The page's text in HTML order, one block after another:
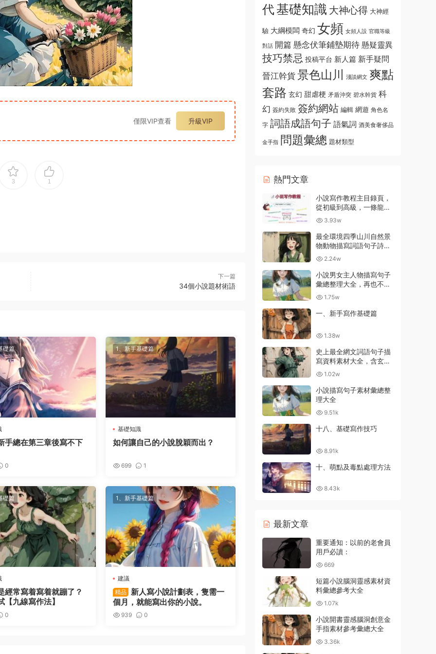
僅限VIP查看 升級VIP
3 1
下一篇
34個小說題材術語
礎篇
手總在第三章後寫不下
0
1、新手基礎篇
基礎知識
如何讓自己的小說脫穎而出？
699 1
礎篇
經常寫着寫着就蹦了？
【九線寫作法】
0
1、新手基礎篇
建議
精品
新人寫小說計劃表，隻需一
個月，就能寫出你的小說。
939 0
代 基礎知識 大神心得 大神經
驗 大綱模闆 奇幻 女頻 女頻人設 官職等級
對話 開篇 懸念伏筆鋪墊期待 懸疑靈異
技巧禁忌 投稿平台 新人篇 新手疑問
晉江幹貨景色山川 淺談網文 爽點
套路 玄幻 甜虐梗 矛盾沖突 碧水幹貨 科
幻 簽約失敗 簽約網站 編輯 網遊 角色名
字 詞語成語句子 語氣詞 酒美食奢侈品
金手指 問題彙總 題材類型
熱門文章
小說寫作教程主目錄頁，
從初級到高級，一條龍指
導資源入口
3.93w
最全環境四季山川自然景
物動物描寫詞語句子詩詞
彙總大全
2.24w
小說男女主人物描寫句子
彙總整理大全，再也不用
擔心不會描寫了
1.75w
一、新手寫作基礎篇
1.38w
史上最全網文詞語句子描
寫資料素材大全，含玄幻
等級劃分
1.02w
小說描寫句子素材彙總整
理大全
9.51k
十八、基礎寫作技巧
8.91k
十、萌點及毒點處理方法
8.43k
最新文章
重要通知：以前的老會員
用戶必讀：
669
短篇小說腦洞靈感素材資
料彙總參考大全
1.07k
小說開書靈感腦洞創意金
手指素材參考彙總大全
3.36k